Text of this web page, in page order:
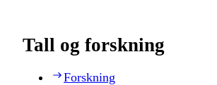
Tall og forskning
Forskning